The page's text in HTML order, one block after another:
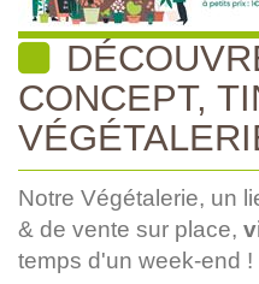
CONCEPT,
Notre Végétalerie, un
& de vente sur place,
temps d'un week-end !